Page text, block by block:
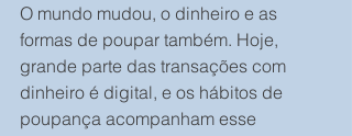
O mundo mudou, o dinheiro e as
formas de poupar também. Hoje,
grande parte das transações com
dinheiro é digital, e os hábitos de
poupança acompanham esse